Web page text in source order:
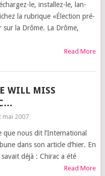
le, ins­tal­lez-le, lan­
la rubrique «Élec­tion pré­
sur la Drôme. La Drôme,
Read More
WILL MISS
mai 2007
que nous dit l’In­ter­na­tio­nal
dans son article d’hier. En
déjà : Chi­rac a été
Read More